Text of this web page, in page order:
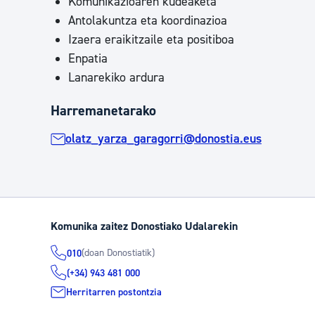
Antolakuntza eta koordinazioa
Izaera eraikitzaile eta positiboa
Enpatia
Lanarekiko ardura
Harremanetarako
olatz_yarza_garagorri@donostia.eus
Komunika zaitez Donostiako Udalarekin
010(doan Donostiatik)
(+34) 943 481 000
Herritarren postontzia